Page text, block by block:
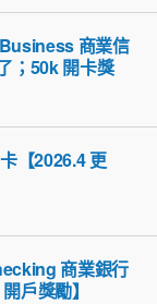
商業信
；50k 開卡獎
【2026.4 更
商業銀行
戶獎勵】